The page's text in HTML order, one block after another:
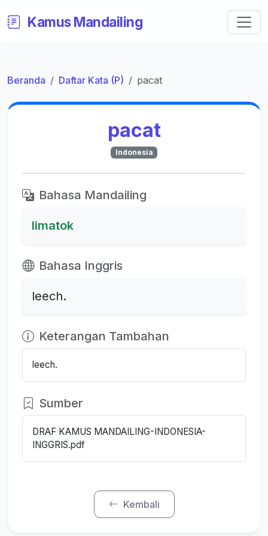
Kamus Mandailing
Beranda Daftar Kata (P) pacat
pacat
Indonesia
Bahasa Mandailing
limatok
Bahasa Inggris
leech.
Keterangan Tambahan
leech.
Sumber
DRAF KAMUS MANDAILING-INDONESIA-
INGGRIS.pdf
Kembali